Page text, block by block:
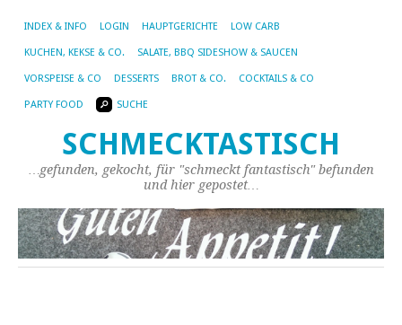
INDEX & INFO LOGIN HAUPTGERICHTE LOW CARB
KUCHEN, KEKSE & CO. SALATE, BBQ SIDESHOW & SAUCEN
VORSPEISE & CO DESSERTS BROT & CO. COCKTAILS & CO
PARTY FOOD SUCHE
SCHMECKTASTISCH
…gefunden, gekocht, für "schmeckt fantastisch" befunden
und hier gepostet…